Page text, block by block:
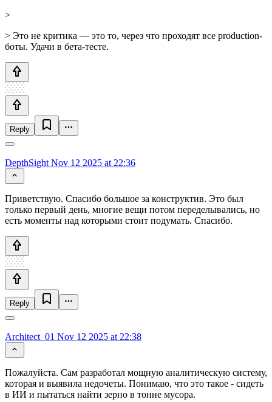
>
> Это не критика — это то, через что проходят все production-
боты. Удачи в бета-тесте.
Reply
DepthSight Nov 12 2025 at 22:36
Приветствую. Спасибо большое за конструктив. Это был
только первый день, многие вещи потом переделывались, но
есть моменты над которыми стоит подумать. Спасибо.
Reply
Architect_01 Nov 12 2025 at 22:38
Пожалуйста. Сам разработал мощную аналитическую систему,
которая и выявила недочеты. Понимаю, что это такое - сидеть
в ИИ и пытаться найти зерно в тонне мусора.